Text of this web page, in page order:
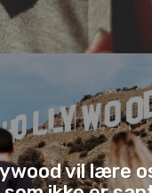
vil lære